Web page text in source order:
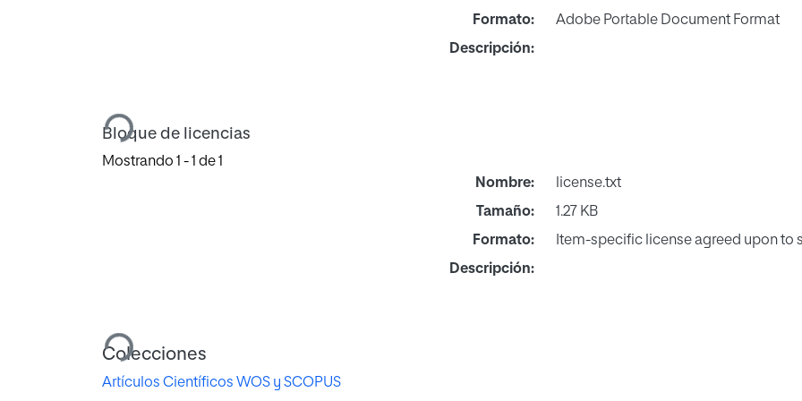
Cargando...
Formato:
Adobe Portable Document Format
Descripción:
Bloque de licencias
Mostrando 1 - 1 de 1
Cargando...
Nombre:
license.txt
Tamaño:
1.27 KB
Formato:
Item-specific license agreed upon to
Descripción:
Colecciones
Artículos Científicos WOS y SCOPUS